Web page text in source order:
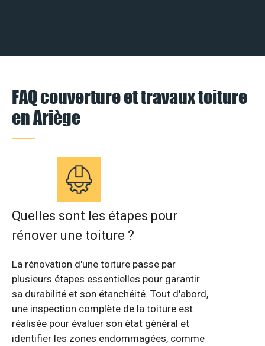
FAQ couverture et travaux toiture
en Ariège
Quelles sont les étapes pour
rénover une toiture ?
La rénovation d'une toiture passe par
plusieurs étapes essentielles pour garantir
sa durabilité et son étanchéité. Tout d'abord,
une inspection complète de la toiture est
réalisée pour évaluer son état général et
identifier les zones endommagées, comme